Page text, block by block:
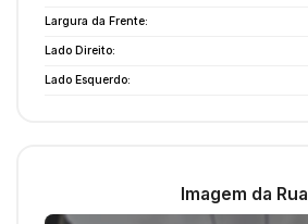
Largura da Frente:
Lado Direito:
Lado Esquerdo:
Imagem da Rua